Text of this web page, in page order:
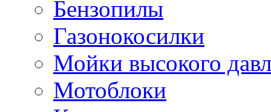
Бензопилы
Газонокосилки
Мойки высокого
Мотоблоки